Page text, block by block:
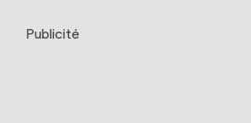
Publicité